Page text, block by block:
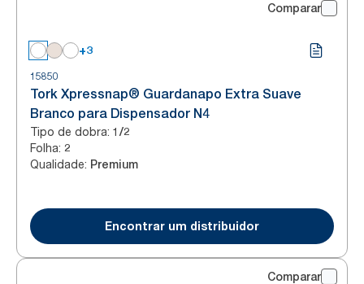
Comparar
+3
15850
Tork Xpressnap® Guardanapo Extra Suave
Branco para Dispensador N4
Tipo de dobra: 1/2
Folha: 2
Qualidade: Premium
Encontrar um distribuidor
Comparar